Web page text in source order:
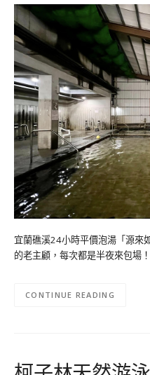
宜蘭礁溪24小時平價泡湯「源來
的老主顧，每次都是半夜來包場
CONTINUE READING